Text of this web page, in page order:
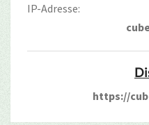
IP-Adresse:
https://